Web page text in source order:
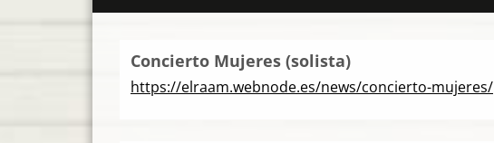
Concierto Mujeres (solista)
https://elraam.webnode.es/news/concierto-mujeres/